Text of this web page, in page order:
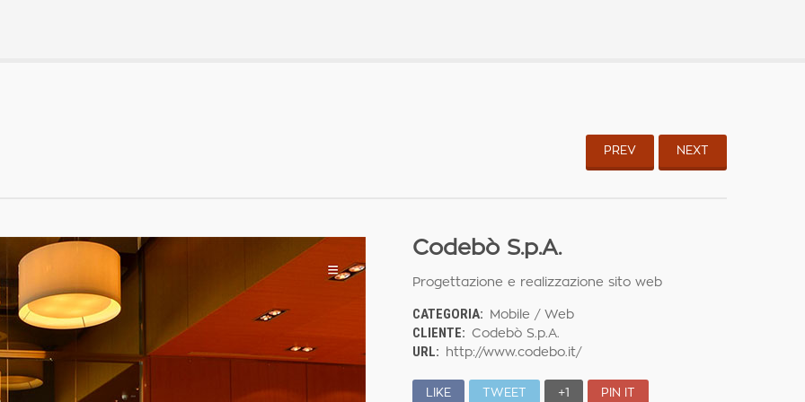
NEXT
PREV
Codebò S.p.A.
Progettazione e realizzazione sito web
CATEGORIA: Mobile / Web
CLIENTE: Codebò S.p.A.
URL: http://www.codebo.it/
LIKE TWEET +1 PIN IT